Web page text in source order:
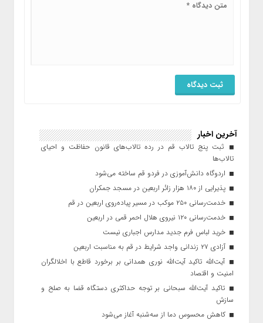
آخرین اخبار
ثبت پنج تالاب قم در رده تالاب‌های قانون حفاظت و احیای
تالاب‌ها
اردوگاه دانش‌آموزی در فردو قم ساخته می‌شود
پذیرایی از ۱۸۰ هزار زائر اربعین در مسجد جمکران
خدمت‌رسانی ۲۵۰ موکب در مسیر پیاده‌روی اربعین در قم
خدمت‌رسانی ۱۲۰ نیروی هلال احمر قمی در اربعین
خرید لباس فرم جدید مدارس اجباری نیست
آزادی ۲۷ زندانی واجد شرایط در قم به مناسبت اربعین
آیت‌الله تاکید آیت‌الله نوری همدانی بر برخورد قاطع با اخلالگران
امنیت و اقتصاد
تاکید آیت‌الله‌ سبحانی بر توجه حداکثری دستگاه قضا به صلح و
سازش
کاهش محسوس دما از سه‌شنبه آغاز می‌شود